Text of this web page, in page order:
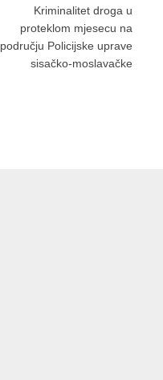
Kriminalitet droga u
proteklom mjesecu na
području Policijske uprave
sisačko-moslavačke